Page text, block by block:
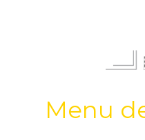
Menu